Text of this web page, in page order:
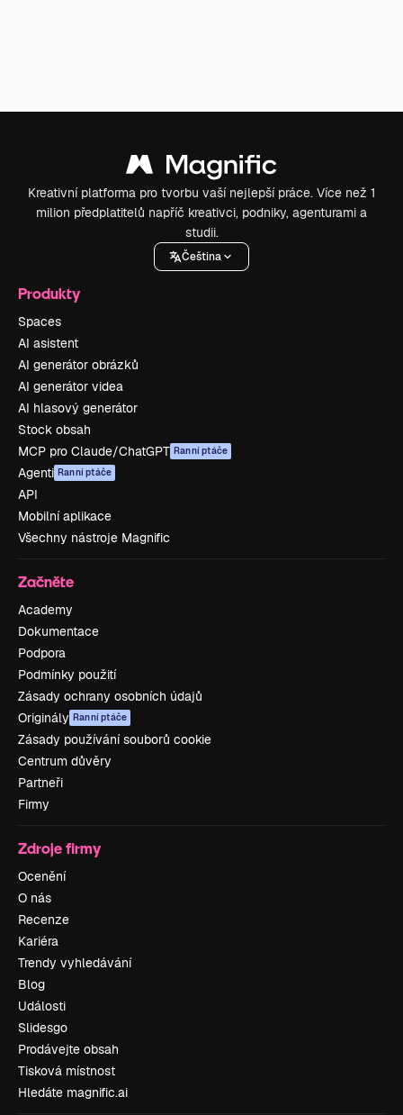
Kreativní platforma pro tvorbu vaší nejlepší práce. Více než 1
milion předplatitelů napříč kreativci, podniky, agenturami a
studii.
Čeština
Produkty
Spaces
AI asistent
AI generátor obrázků
AI generátor videa
AI hlasový generátor
Stock obsah
MCP pro Claude/ChatGPT Ranní ptáče
Agenti Ranní ptáče
API
Mobilní aplikace
Všechny nástroje Magnific
Začněte
Academy
Dokumentace
Podpora
Podmínky použití
Zásady ochrany osobních údajů
Originály Ranní ptáče
Zásady používání souborů cookie
Centrum důvěry
Partneři
Firmy
Zdroje firmy
Ocenění
O nás
Recenze
Kariéra
Trendy vyhledávání
Blog
Události
Slidesgo
Prodávejte obsah
Tisková místnost
Hledáte magnific.ai